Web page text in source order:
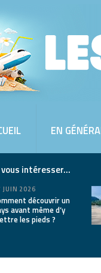
EN
intéresser...
JUIN 2026
découvrir un
avant même d’y
les pieds ?